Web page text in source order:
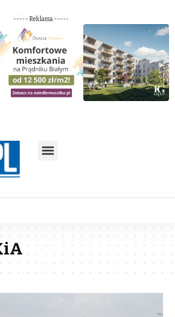
----- Reklama -----